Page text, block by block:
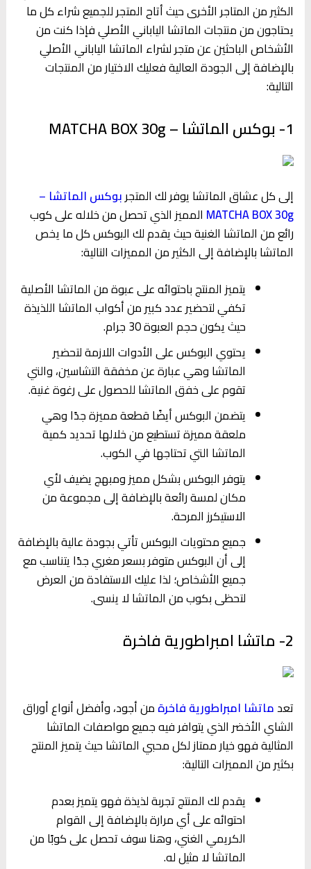
الكثير من المتاجر الأخرى حيث أتاح المتجر للجميع شراء كل ما
يحتاجون من منتجات الماتشا الياباني الأصلي فإذا كنت من
الأشخاص الباحثين عن متجر لشراء الماتشا الياباني الأصلي
بالإضافة إلى الجودة العالية فعليك الاختيار من المنتجات
التالية:
1- بوكس الماتشا – MATCHA BOX 30g
إلى كل عشاق الماتشا يوفر لك المتجربوكس الماتشا –
MATCHA BOX 30g المميز الذي تحصل من خلاله على كوب
رائع من الماتشا الغنية حيث يقدم لك البوكس كل ما يخص
الماتشا بالإضافة إلى الكثير من المميزات التالية:
يتميز المنتج باحتوائه على عبوة من الماتشا الأصلية
تكفي لتحضير عدد كبير من أكواب الماتشا اللذيذة
حيث يكون حجم العبوة 30 جرام.
يحتوي البوكس على الأدوات اللازمة لتحضير
الماتشا وهي عبارة عن مخفقة التشاسين، والتي
تقوم على خفق الماتشا للحصول على رغوة غنية.
يتضمن البوكس أيضًا قطعة مميزة جدًا وهي
ملعقة مميزة تستطيع من خلالها تحديد كمية
الماتشا التي تحتاجها في الكوب.
يتوفر البوكس بشكل مميز ومبهج يضيف لأي
مكان لمسة رائعة بالإضافة إلى مجموعة من
الاستيكرز المرحة.
جميع محتويات البوكس تأتي بجودة عالية بالإضافة
إلى أن البوكس متوفر بسعر مغري جدًا يتناسب مع
جميع الأشخاص؛ لذا عليك الاستفادة من العرض
لتحظى بكوب من الماتشا لا ينسى.
2- ماتشا امبراطورية فاخرة
تعدماتشا امبراطورية فاخرة من أجود، وأفضل أنواع أوراق
الشاي الأخضر الذي يتوافر فيه جميع مواصفات الماتشا
المثالية فهو خيار ممتاز لكل محبي الماتشا حيث يتميز المنتج
بكثير من المميزات التالية:
يقدم لك المنتج تجربة لذيذة فهو يتميز بعدم
احتوائه على أي مرارة بالإضافة إلى القوام
الكريمي الغني، وهنا سوف تحصل على كوبًا من
الماتشا لا مثيل له.